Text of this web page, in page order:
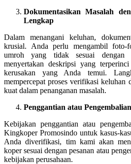
Dokumentasikan Masalah
Lengkap
Dalam menangani keluhan,
krusial. Anda perlu mengambil
umroh yang tidak sesuai dengan
menyertakan deskripsi yang
kerusakan yang Anda temui.
mempercepat proses verifikasi keluhan
kuat dalam penanganan masalah.
Penggantian atau
Kebijakan penggantian atau
Kingkoper Promosindo untuk kasus-
Anda diverifikasi, tim kami akan
koper sesuai dengan pesanan atau
kebijakan perusahaan.